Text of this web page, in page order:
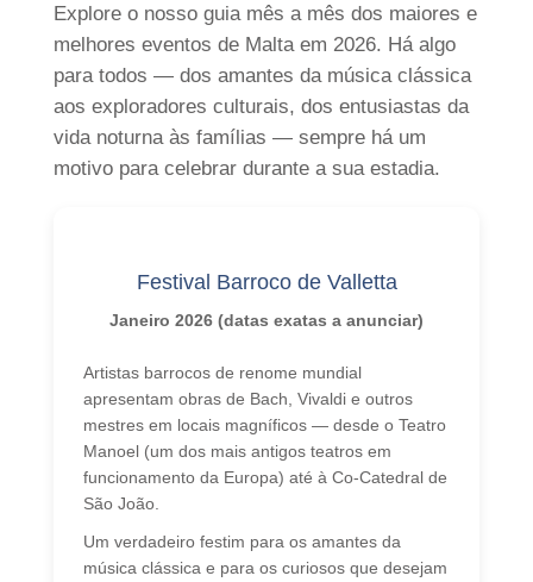
Cursos de Língua Inglesa
Alojamento
Apartamentos escolares confortáveis
Hilton *****
Marriott *****
Hotel Valentina***
Plaza 3*
Pacotes 2026
Explore o nosso guia mês a mês dos maiores e
melhores eventos de Malta em 2026. Há algo
para todos — dos amantes da música clássica
aos exploradores culturais, dos entusiastas da
vida noturna às famílias — sempre há um
motivo para celebrar durante a sua estadia.
Festival Barroco de Valletta
Janeiro 2026 (datas exatas a anunciar)
Artistas barrocos de renome mundial
apresentam obras de Bach, Vivaldi e outros
mestres em locais magníficos — desde o Teatro
Manoel (um dos mais antigos teatros em
funcionamento da Europa) até à Co-Catedral de
São João.
Um verdadeiro festim para os amantes da
música clássica e para os curiosos que desejam